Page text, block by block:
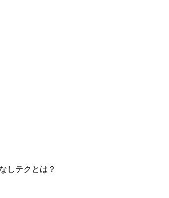
しテクとは？